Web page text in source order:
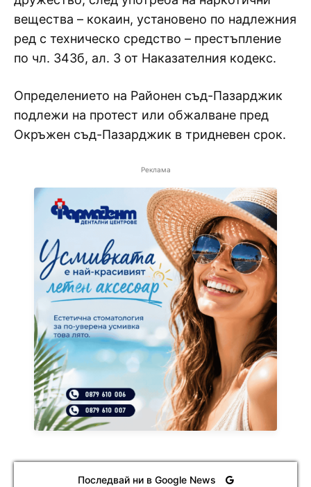
вещества – кокаин, установено по надлежния
ред с техническо средство – престъпление
по чл. 343б, ал. 3 от Наказателния кодекс.
Определението на Районен съд-Пазарджик
подлежи на протест или обжалване пред
Окръжен съд-Пазарджик в тридневен срок.
Реклама
Последвай ни в Google News